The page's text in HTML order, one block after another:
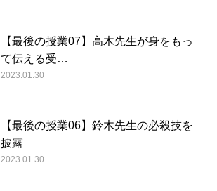
【最後の授業07】高木先生が身をもっ
て伝える受…
2023.01.30
【最後の授業06】鈴木先生の必殺技を
披露
2023.01.30